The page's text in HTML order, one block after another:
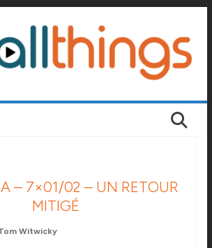
– 7×01/02 – UN RETOUR
MITIGÉ
Witwicky